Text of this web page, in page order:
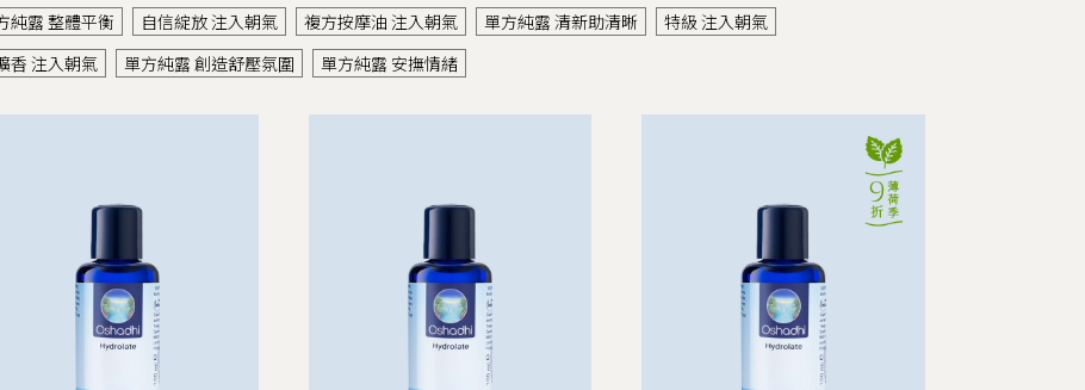
純露 整體平衡 自信綻放 注入朝氣 複方按摩油 注入朝氣 單方純露 清新助清晰
特級 注入朝氣
香 注入朝氣 單方純露 創造舒壓氛圍 單方純露 安撫情緒